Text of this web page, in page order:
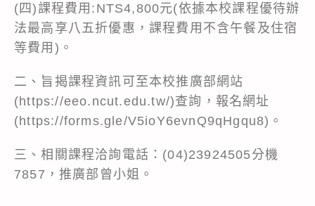
(四)課程費用:NTS4,800元(依據本校課程優待辦
法最高享八五折優惠，課程費用不含午餐及住宿
等費用)。
二、旨揭課程資訊可至本校推廣部網站
(https://eeo.ncut.edu.tw/)查詢，報名網址
(https://forms.gle/V5ioY6evnQ9qHgqu8)。
三、相關課程洽詢電話：(04)23924505分機
7857，推廣部曾小姐。